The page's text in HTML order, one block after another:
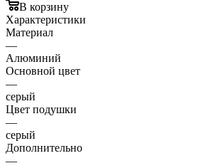
В корзину
Характеристики
Материал
—
Алюминий
Основной цвет
—
серый
Цвет подушки
—
серый
Дополнительно
—